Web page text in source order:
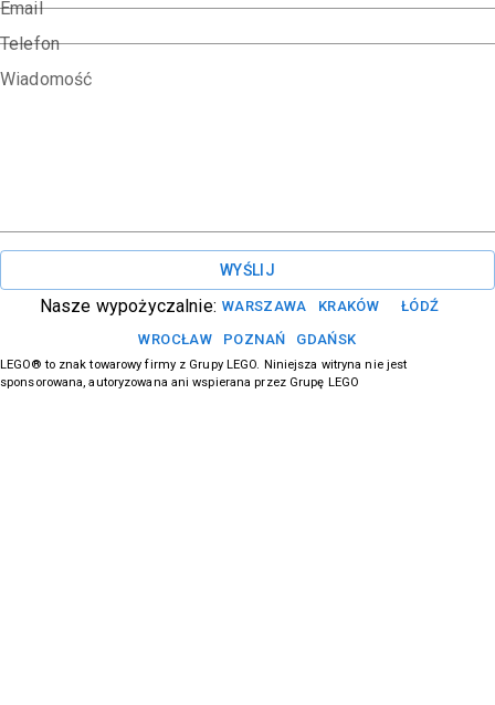
Email
Telefon
Wiadomość
WYŚLIJ
Nasze wypożyczalnie: WARSZAWA KRAKÓW
ŁÓDŹ
WROCŁAW
POZNAŃ GDAŃSK
LEGO® to znak towarowy firmy z Grupy LEGO. Niniejsza witryna nie jest
sponsorowana, autoryzowana ani wspierana przez Grupę LEGO